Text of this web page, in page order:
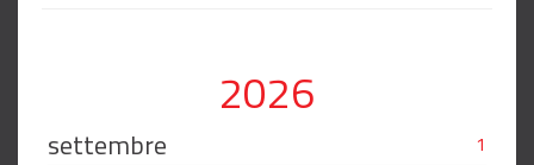
2026
settembre 1